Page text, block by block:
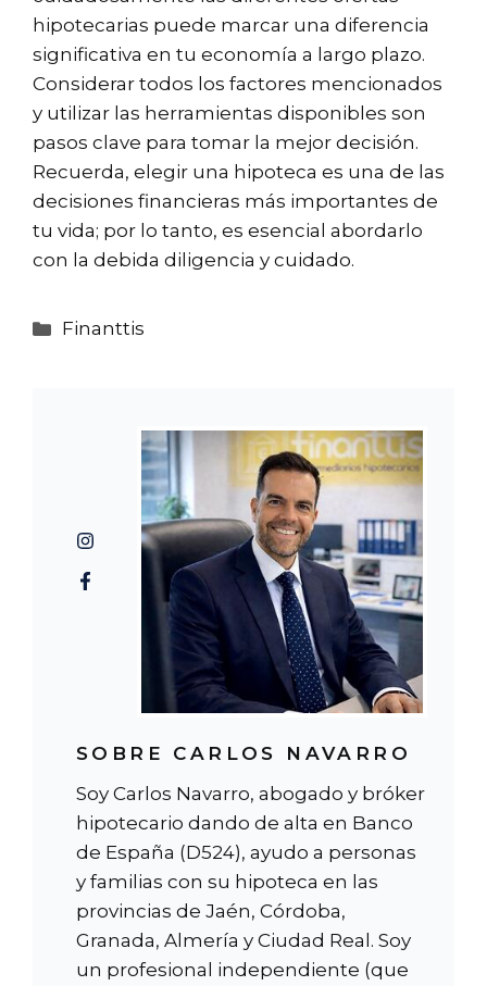
hipotecarias puede marcar una diferencia
significativa en tu economía a largo plazo.
Considerar todos los factores mencionados
y utilizar las herramientas disponibles son
pasos clave para tomar la mejor decisión.
Recuerda, elegir una hipoteca es una de las
decisiones financieras más importantes de
tu vida; por lo tanto, es esencial abordarlo
con la debida diligencia y cuidado.
Categorías
Finanttis
SOBRE CARLOS NAVARRO
Soy Carlos Navarro, abogado y bróker
hipotecario dando de alta en Banco
de España (D524), ayudo a personas
y familias con su hipoteca en las
provincias de Jaén, Córdoba,
Granada, Almería y Ciudad Real. Soy
un profesional independiente (que